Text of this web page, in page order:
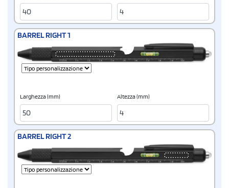
BARREL RIGHT 1
Larghezza (mm) Altezza (mm)
BARREL RIGHT 2